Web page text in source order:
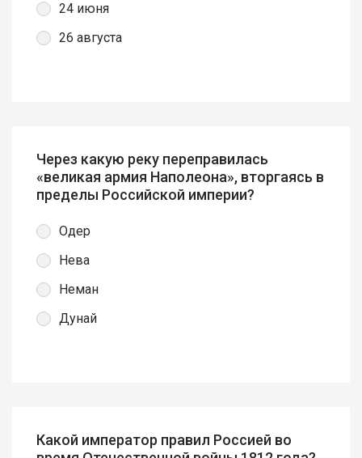
24 июня
26 августа
Через какую реку переправилась
«великая армия Наполеона», вторгаясь в
пределы Российской империи?
Одер
Нева
Неман
Дунай
Какой император правил Россией во